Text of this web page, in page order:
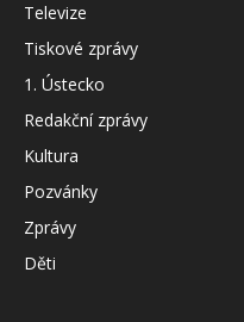
Televize
Tiskové zprávy
1. Ústecko
Redakční zprávy
Kultura
Pozvánky
Zprávy
Děti